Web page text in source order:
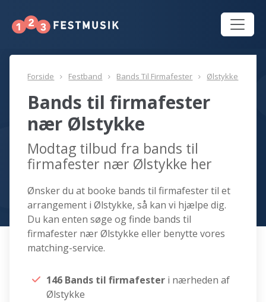
Forside Festband Bands Til Firmafester Ølstykke
Bands til firmafester
nær Ølstykke
Modtag tilbud fra bands til
firmafester nær Ølstykke her
Ønsker du at booke bands til firmafester til et
arrangement i Ølstykke, så kan vi hjælpe dig.
Du kan enten søge og finde bands til
firmafester nær Ølstykke eller benytte vores
matching-service.
146 Bands til firmafester i nærheden af
Ølstykke